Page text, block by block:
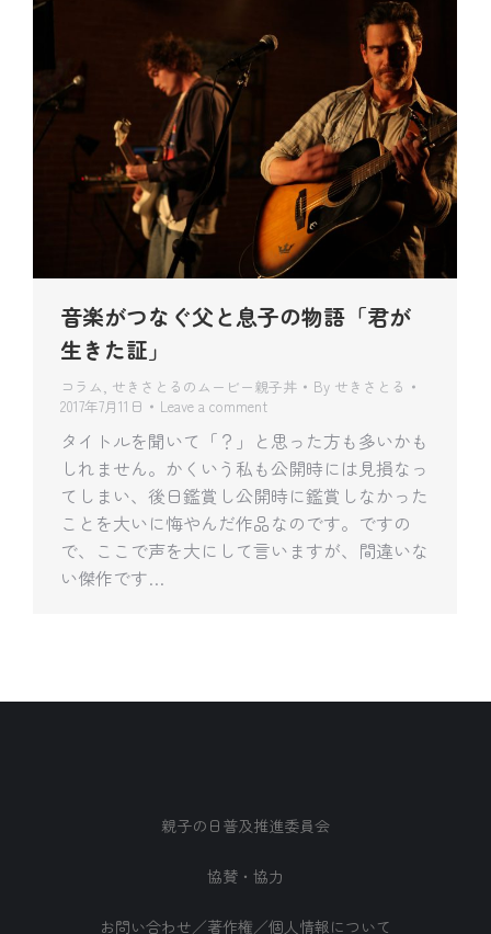
音楽がつなぐ父と息子の物語「君が
生きた証」
コラム, せきさとるのムービー親子丼 By せきさとる
2017年7月11日
Leave a comment
タイトルを聞いて「？」と思った方も多いかも
しれません。かくいう私も公開時には見損なっ
てしまい、後日鑑賞し公開時に鑑賞しなかった
ことを大いに悔やんだ作品なのです。ですの
で、ここで声を大にして言いますが、間違いな
い傑作です…
親子の日普及推進委員会
協賛・協力
お問い合わせ／著作権／個人情報について